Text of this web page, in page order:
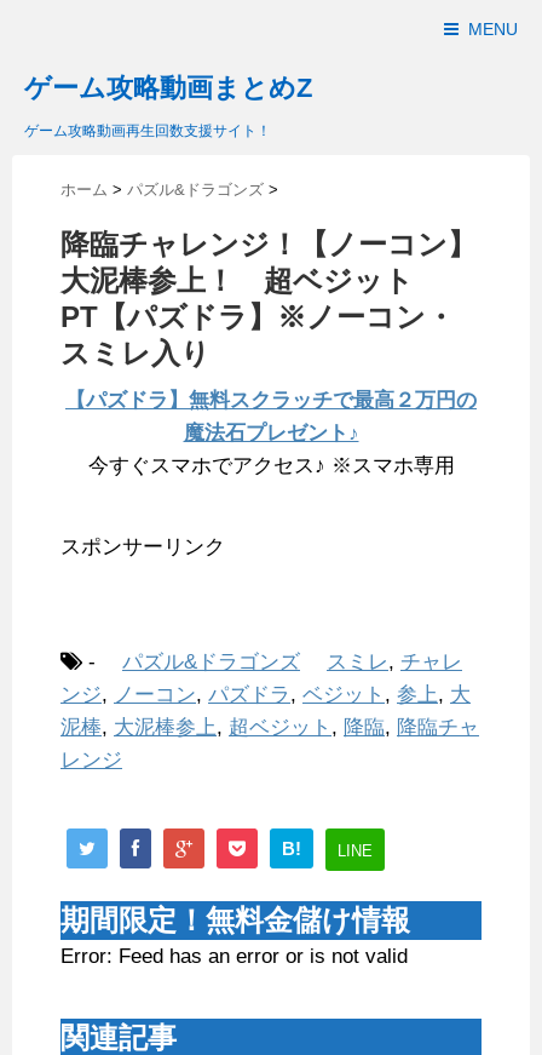
MENU
ゲーム攻略動画まとめZ
ゲーム攻略動画再生回数支援サイト！
ホーム > パズル&ドラゴンズ >
降臨チャレンジ！【ノーコン】
大泥棒参上！ 超ベジット
PT【パズドラ】※ノーコン・
スミレ入り
【パズドラ】無料スクラッチで最高２万円の
魔法石プレゼント♪
今すぐスマホでアクセス♪ ※スマホ専用
スポンサーリンク
- パズル&ドラゴンズ スミレ, チャレ
ンジ, ノーコン, パズドラ , ベジット , 参上, 大
泥棒, 大泥棒参上, 超ベジット , 降臨, 降臨チャ
レンジ
B! LINE
期間限定！無料金儲け情報
Error: Feed has an error or is not valid
関連記事